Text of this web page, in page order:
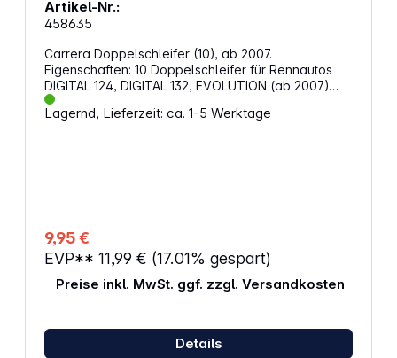
Artikel-Nr.:
458635
Carrera Doppelschleifer (10), ab 2007.
Eigenschaften: 10 Doppelschleifer für Rennautos
DIGITAL 124, DIGITAL 132, EVOLUTION (ab 2007)
Kontaktstelle zwischen Slotcar und Rennbahn
Packungsinhalt: 10x Schleifer ACHTUNG!Spielzeug
Lagernd, Lieferzeit: ca. 1-5 Werktage
9,95 €
EVP** 11,99 € (17.01% gespart)
Preise inkl. MwSt. ggf. zzgl. Versandkosten
Details